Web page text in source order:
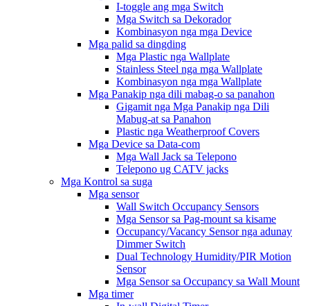
I-toggle ang mga Switch
Mga Switch sa Dekorador
Kombinasyon nga mga Device
Mga palid sa dingding
Mga Plastic nga Wallplate
Stainless Steel nga mga Wallplate
Kombinasyon nga mga Wallplate
Mga Panakip nga dili mabag-o sa panahon
Gigamit nga Mga Panakip nga Dili
Mabug-at sa Panahon
Plastic nga Weatherproof Covers
Mga Device sa Data-com
Mga Wall Jack sa Telepono
Telepono ug CATV jacks
Mga Kontrol sa suga
Mga sensor
Wall Switch Occupancy Sensors
Mga Sensor sa Pag-mount sa kisame
Occupancy/Vacancy Sensor nga adunay
Dimmer Switch
Dual Technology Humidity/PIR Motion
Sensor
Mga Sensor sa Occupancy sa Wall Mount
Mga timer